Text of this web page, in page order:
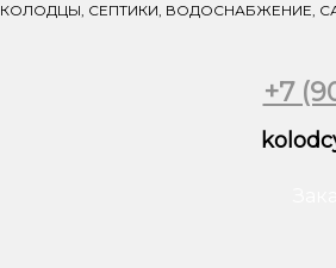
КОЛОДЦЫ, СЕПТИКИ, ВОДОСНАБЖЕНИЕ,
+7